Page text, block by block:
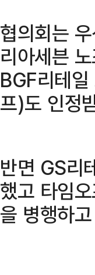
협의회는
리아세븐
BGF리테
프)도 인정
반면 GS리
했고 타임
을 병행하